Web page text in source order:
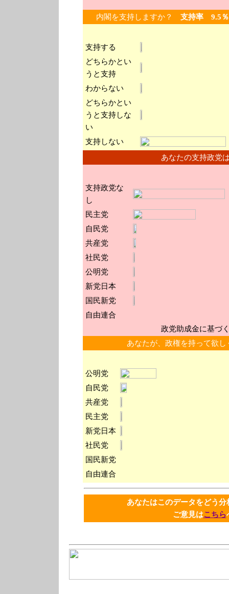
内閣を支持しますか？ 支持率 9.5％
支持する
どちらかとい
うと支持
わからない
どちらかとい
うと支持しな
い
支持しない
あなたの支持政
支持政党な
し
民主党
自民党
共産党
社民党
公明党
新党日本
国民新党
自由連合
政党助成金に基づ
あなたが、政権を持って欲
公明党
自民党
共産党
民主党
新党日本
社民党
国民新党
自由連合
あなたはこのデータをどう
ご意見はこちら